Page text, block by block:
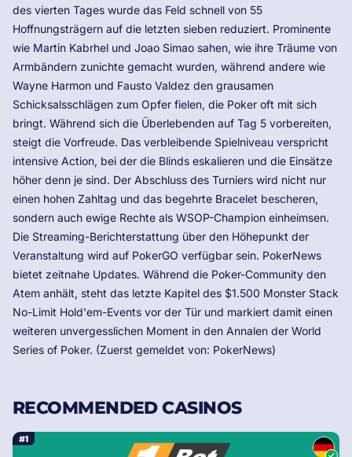
des vierten Tages wurde das Feld schnell von 55
Hoffnungsträgern auf die letzten sieben reduziert. Prominente
wie Martin Kabrhel und Joao Simao sahen, wie ihre Träume von
Armbändern zunichte gemacht wurden, während andere wie
Wayne Harmon und Fausto Valdez den grausamen
Schicksalsschlägen zum Opfer fielen, die Poker oft mit sich
bringt. Während sich die Überlebenden auf Tag 5 vorbereiten,
steigt die Vorfreude. Das verbleibende Spielniveau verspricht
intensive Action, bei der die Blinds eskalieren und die Einsätze
höher denn je sind. Der Abschluss des Turniers wird nicht nur
einen hohen Zahltag und das begehrte Bracelet bescheren,
sondern auch ewige Rechte als WSOP-Champion einheimsen.
Die Streaming-Berichterstattung über den Höhepunkt der
Veranstaltung wird auf PokerGO verfügbar sein. PokerNews
bietet zeitnahe Updates. Während die Poker-Community den
Atem anhält, steht das letzte Kapitel des $1.500 Monster Stack
No-Limit Hold'em-Events vor der Tür und markiert damit einen
weiteren unvergesslichen Moment in den Annalen der World
Series of Poker. (Zuerst gemeldet von: PokerNews)
RECOMMENDED CASINOS
#1